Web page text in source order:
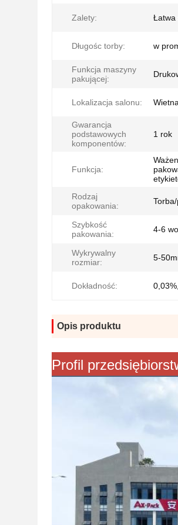
Zalety: Łatwa
Długośc torby: w
Funkcja maszyny
pakującej:
Lokalizacja salonu:
Gwarancja
podstawowych
komponentów:
1 rok
Funkcja:
Rodzaj
opakowania:
Szybkość
pakowania:
4-6
Wykrywalny
rozmiar:
5-
Dokładność:
Opis produktu
Profil